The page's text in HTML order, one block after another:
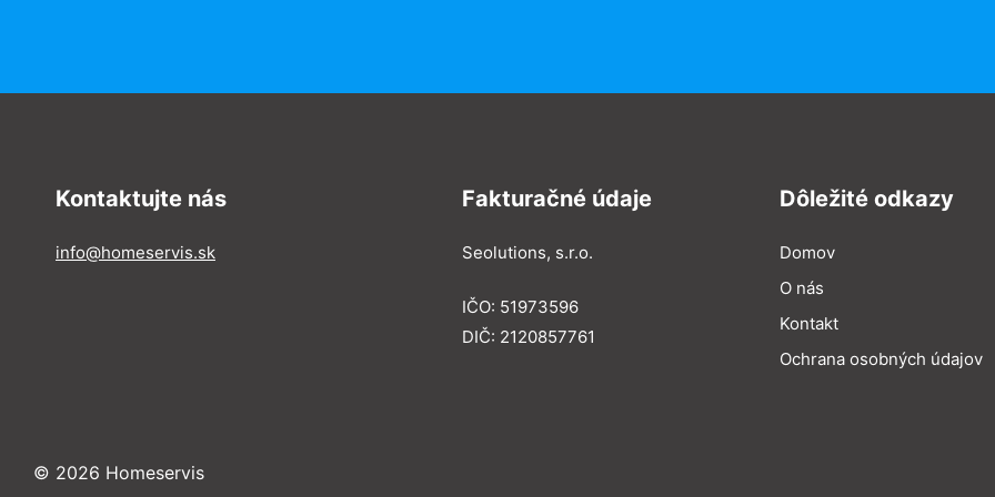
Kontaktujte nás
info@homeservis.sk
Fakturačné údaje
Seolutions, s.r.o.
IČO: 51973596
DIČ: 2120857761
Dôležité odkazy
Domov
O nás
Kontakt
Ochrana osobných údajov
© 2026 Homeservis